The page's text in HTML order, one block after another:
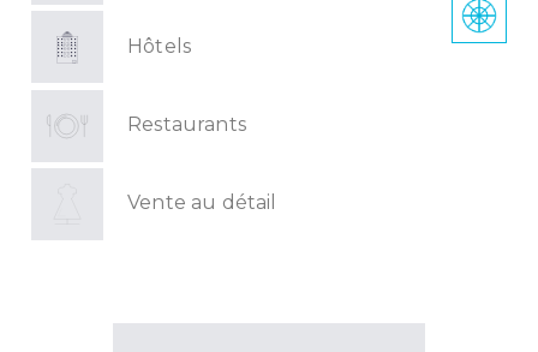
Hôtels
Restaurants
Vente au détail